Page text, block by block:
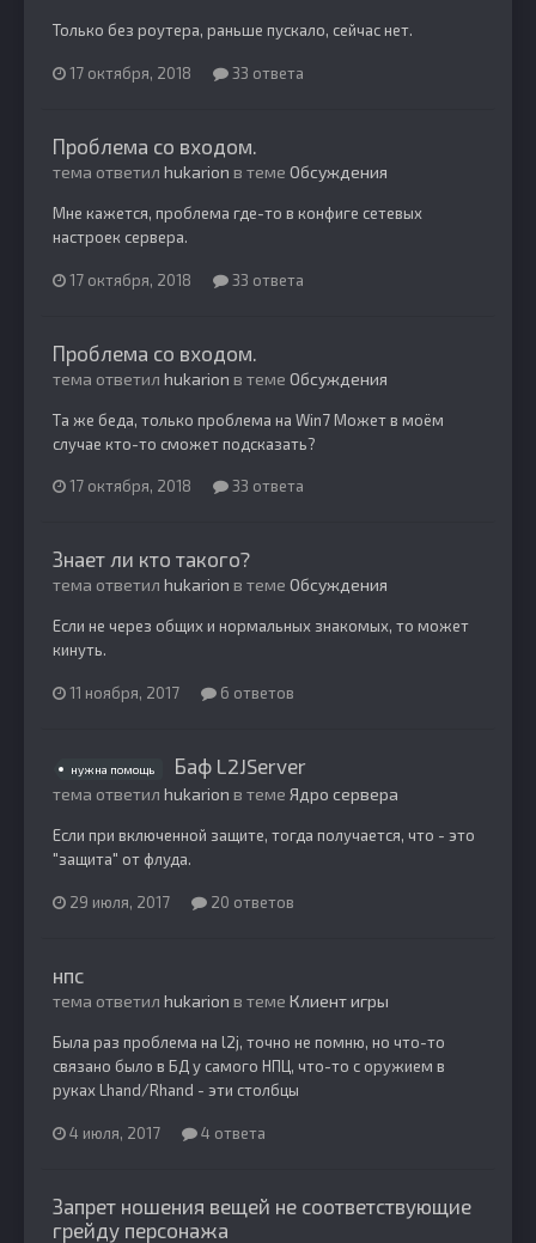
Только без роутера, раньше пускало, сейчас нет.
17 октября, 2018 33 ответа
Проблема со входом.
тема ответил hukarion в теме Обсуждения
Мне кажется, проблема где-то в конфиге сетевых
настроек сервера.
17 октября, 2018 33 ответа
Проблема со входом.
тема ответил hukarion в теме Обсуждения
Та же беда, только проблема на Win7 Может в моём
случае кто-то сможет подсказать?
17 октября, 2018 33 ответа
Знает ли кто такого?
тема ответил hukarion в теме Обсуждения
Если не через общих и нормальных знакомых, то может
кинуть.
11 ноября, 2017 6 ответов
нужна помощь Баф L2JServer
тема ответил hukarion в теме Ядро сервера
Если при включенной защите, тогда получается, что - это
"защита" от флуда.
29 июля, 2017 20 ответов
нпс
тема ответил hukarion в теме Клиент игры
Была раз проблема на l2j, точно не помню, но что-то
связано было в БД у самого НПЦ, что-то с оружием в
руках Lhand/Rhand - эти столбцы
4 июля, 2017 4 ответа
Запрет ношения вещей не соответствующие
грейду персонажа